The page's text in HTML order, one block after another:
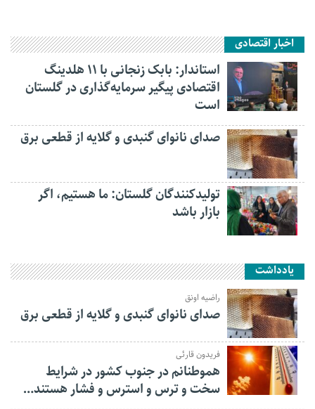
اخبار اقتصادی
استاندار: بابک زنجانی با ۱۱ هلدینگ
اقتصادی پیگیر سرمایه‌گذاری در گلستان
است
صدای نانوای گنبدی و گلایه از قطعی برق
تولیدکنندگان گلستان: ما هستیم، اگر
بازار باشد
یادداشت
راضیه اونق
صدای نانوای گنبدی و گلایه از قطعی برق
فریدون قارئی
هموطنانم در جنوب کشور در شرایط
سخت و ترس و استرس و فشار هستند…